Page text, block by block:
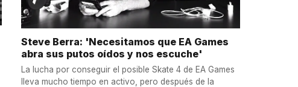
Steve Berra: 'Necesitamos que EA Games
abra sus putos oídos y nos escuche'
La lucha por conseguir el posible Skate 4 de EA Games
lleva mucho tiempo en activo, pero después de la